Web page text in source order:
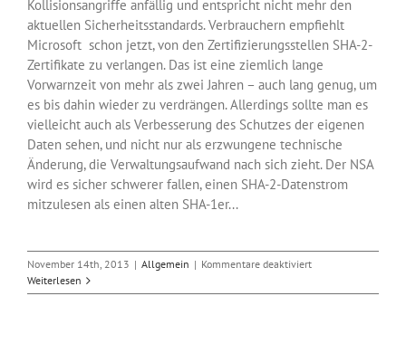
Kollisionsangriffe anfällig und entspricht nicht mehr den
aktuellen Sicherheitsstandards. Verbrauchern empfiehlt
Microsoft schon jetzt, von den Zertifizierungsstellen SHA-2-
Zertifikate zu verlangen. Das ist eine ziemlich lange
Vorwarnzeit von mehr als zwei Jahren – auch lang genug, um
es bis dahin wieder zu verdrängen. Allerdings sollte man es
vielleicht auch als Verbesserung des Schutzes der eigenen
Daten sehen, und nicht nur als erzwungene technische
Änderung, die Verwaltungsaufwand nach sich zieht. Der NSA
wird es sicher schwerer fallen, einen SHA-2-Datenstrom
mitzulesen als einen alten SHA-1er...
November 14th, 2013 | Allgemein | Kommentare deaktiviertfür
warnt
Weiterlesen